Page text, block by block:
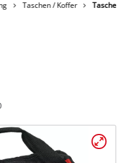
Taschen / Koffer Tasche